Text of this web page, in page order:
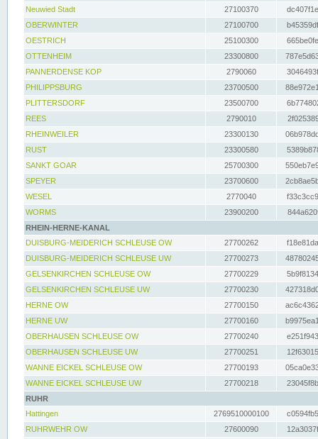
Neuwied Stadt
27100370
OBERWINTER
27100700
OESTRICH
25100300
OTTENHEIM
23300800
PANNERDENSE KOP
2790060
PHILIPPSBURG
23700500
PLITTERSDORF
23500700
REES
2790010
RHEINWEILER
23300130
RUST
23300580
SANKT GOAR
25700300
SPEYER
23700600
WESEL
2770040
WORMS
23900200
RHEIN-HERNE-KANAL
DUISBURG-MEIDERICH SCHLEUSE OW
27700262
DUISBURG-MEIDERICH SCHLEUSE UW
27700273
GELSENKIRCHEN SCHLEUSE OW
27700229
GELSENKIRCHEN SCHLEUSE UW
27700230
HERNE OW
27700150
HERNE UW
27700160
OBERHAUSEN SCHLEUSE OW
27700240
OBERHAUSEN SCHLEUSE UW
27700251
WANNE EICKEL SCHLEUSE OW
27700193
WANNE EICKEL SCHLEUSE UW
27700218
RUHR
Hattingen
2769510000100
RUHRWEHR OW
27600090